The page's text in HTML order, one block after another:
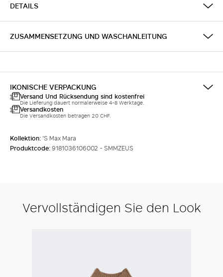
DETAILS
ZUSAMMENSETZUNG UND WASCHANLEITUNG
IKONISCHE VERPACKUNG
Versand Und Rücksendung sind kostenfrei
Die Lieferung dauert normalerweise 4-8 Werktage.
Versandkosten
Die Versandkosten betragen 20 CHF.
Kollektion: 'S Max Mara
Produktcode:9181036106002 - SMMZEUS
Vervollständigen Sie den Look